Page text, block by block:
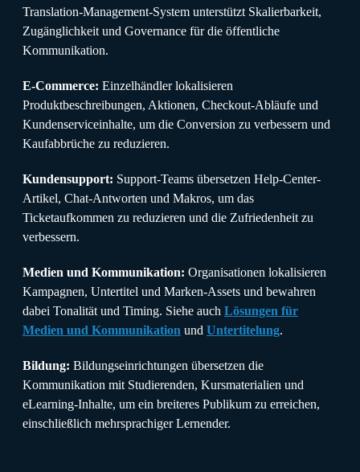
Translation-Management-System unterstützt Skalierbarkeit,
Zugänglichkeit und Governance für die öffentliche
Kommunikation.
E-Commerce: Einzelhändler lokalisieren
Produktbeschreibungen, Aktionen, Checkout-Abläufe und
Kundenserviceinhalte, um die Conversion zu verbessern und
Kaufabbrüche zu reduzieren.
Kundensupport: Support-Teams übersetzen Help-Center-
Artikel, Chat-Antworten und Makros, um das
Ticketaufkommen zu reduzieren und die Zufriedenheit zu
verbessern.
Medien und Kommunikation: Organisationen lokalisieren
Kampagnen, Untertitel und Marken-Assets und bewahren
dabei Tonalität und Timing. Siehe auch Lösungen für
Medien und Kommunikation und Untertitelung.
Bildung: Bildungseinrichtungen übersetzen die
Kommunikation mit Studierenden, Kursmaterialien und
eLearning-Inhalte, um ein breiteres Publikum zu erreichen,
einschließlich mehrsprachiger Lernender.